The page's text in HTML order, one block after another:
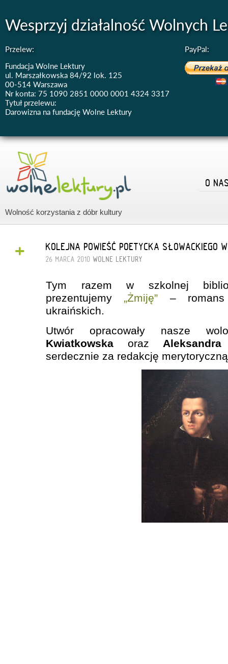
Wesprzyj działalność Wolnych
Przelew:
Fundacja Wolne Lektury
ul. Marszałkowska 84/92 lok. 125
00-514 Warszawa
Nr konta: 75 1090 2851 0000 0001 4324 3317
Tytuł przelewu:
Darowizna na fundację Wolne Lektury
PayPal:
Wolność korzystania z dóbr kultury
O
+ KOLEJNA POWIEŚĆ POETYCKA SŁOWACKIEGO
26 MARCA 2010 WOLNE LEKTURY
Tym razem w szkolnej
prezentujemy„Żmiję” – romans
ukraińskich.
Utwór opracowały nasze
Kwiatkowska oraz
serdecznie za redakcję